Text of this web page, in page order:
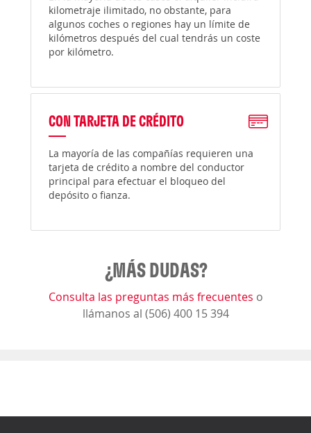
kilometraje ilimitado, no obstante, para
algunos coches o regiones hay un límite de
kilómetros después del cual tendrás un coste
por kilómetro.
CON TARJETA DE CRÉDITO
La mayoría de las compañías requieren una
tarjeta de crédito a nombre del conductor
principal para efectuar el bloqueo del
depósito o fianza.
¿MÁS DUDAS?
Consulta las preguntas más frecuentes o
llámanos al (506) 400 15 394